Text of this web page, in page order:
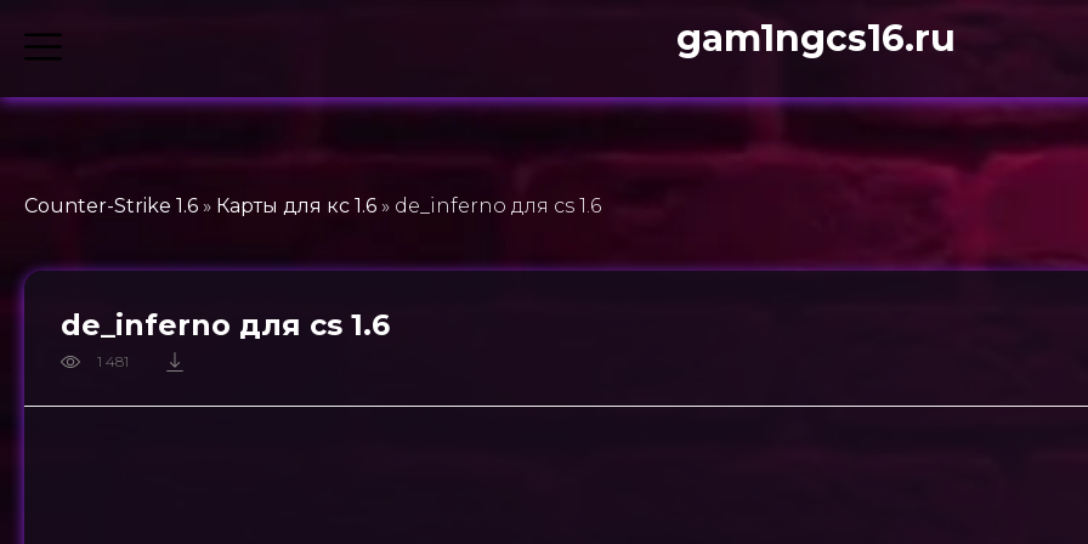
gam1ngcs16.ru
Counter-Strike 1.6 » Карты для кс 1.6 » de_inferno для cs 1.6
de_inferno для cs 1.6
1 481